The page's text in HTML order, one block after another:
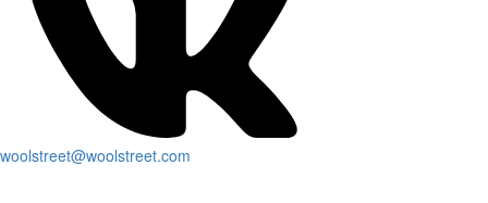
woolstreet@woolstreet.com